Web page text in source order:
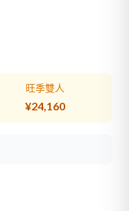
旺季雙人
¥24,160